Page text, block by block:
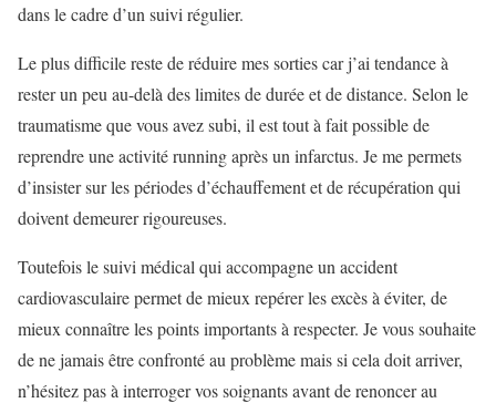
dans le cadre d’un suivi régulier.
Le plus difficile reste de réduire mes sorties car j’ai tendance à
rester un peu au-delà des limites de durée et de distance. Selon le
traumatisme que vous avez subi, il est tout à fait possible de
reprendre une activité running après un infarctus. Je me permets
d’insister sur les périodes d’échauffement et de récupération qui
doivent demeurer rigoureuses.
Toutefois le suivi médical qui accompagne un accident
cardiovasculaire permet de mieux repérer les excès à éviter, de
mieux connaître les points importants à respecter. Je vous souhaite
de ne jamais être confronté au problème mais si cela doit arriver,
n’hésitez pas à interroger vos soignants avant de renoncer au